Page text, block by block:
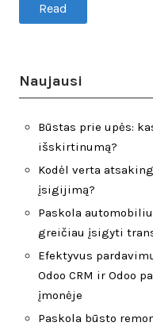
Read
Naujausi
Būstas prie upės:
išskirtinumą?
Kodėl verta
įsigijimą?
Paskola
greičiau įsigyti
Efektyvus
Odoo CRM ir Odoo
įmonėje
Paskola būsto